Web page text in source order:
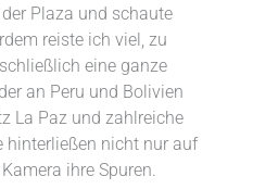
Plaza und schaute
reiste ich viel, zu
eine ganze
an Peru und Bolivien
La Paz und zahlreiche
hinterließen nicht nur auf
ihre Spuren.